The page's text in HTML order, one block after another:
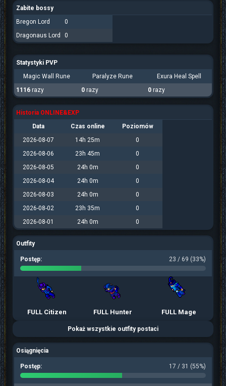
Zabite bossy
Bregon Lord
0
Dragonaus Lord
0
Statystyki PVP
Magic Wall Rune
Paralyze Rune
Exura Heal Spell
1116 razy 0 razy 0 razy
Historia ONLINE&EXP
Data
Czas online
Poziomów
2026-08-07
14h 25m
0
2026-08-06
23h 45m
0
2026-08-05
24h 0m
0
2026-08-04
24h 0m
0
2026-08-03
24h 0m
0
2026-08-02
23h 35m
0
2026-08-01
24h 0m 0
Outfity
Postęp: 23 / 69 (33%)
FULL Citizen FULL Hunter FULL Mage
Pokaż wszystkie outfity postaci
Osiągnięcia
Postęp: 17 / 31 (55%)